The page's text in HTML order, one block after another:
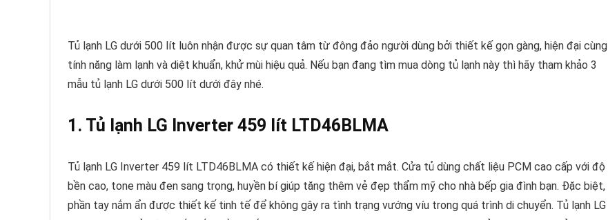
Tủ lạnh LG dưới 500 lít luôn nhận được sự quan tâm từ đông đảo người dùng bởi thiết kế gọn gàng, hiện đại cùng
tính năng làm lạnh và diệt khuẩn, khử mùi hiệu quả. Nếu bạn đang tìm mua dòng tủ lạnh này thì hãy tham khảo 3
mẫu tủ lạnh LG dưới 500 lít dưới đây nhé.
1. Tủ lạnh LG Inverter 459 lít LTD46BLMA
Tủ lạnh LG Inverter 459 lít LTD46BLMA có thiết kế hiện đại, bắt mắt. Cửa tủ dùng chất liệu PCM cao cấp với độ
bền cao, tone màu đen sang trọng, huyền bí giúp tăng thêm vẻ đẹp thẩm mỹ cho nhà bếp gia đình bạn. Đặc biệt,
phần tay nắm ẩn được thiết kế tinh tế để không gây ra tình trạng vướng víu trong quá trình di chuyển. Tủ lạnh LG